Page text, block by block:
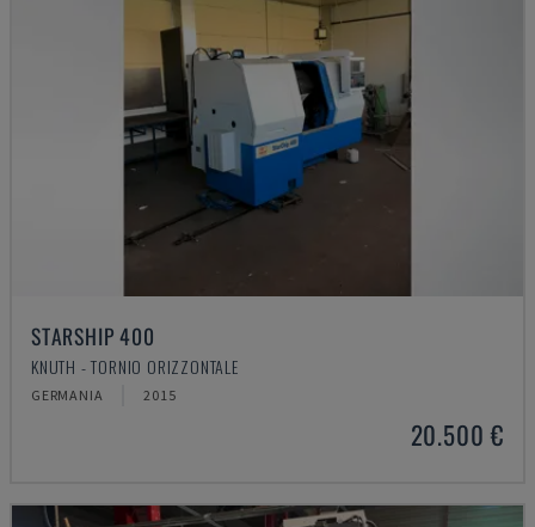
STARSHIP 400
KNUTH - TORNIO ORIZZONTALE
GERMANIA 2015
20.500 €